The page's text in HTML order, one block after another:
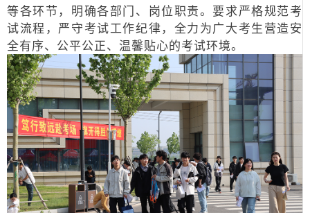
等各环节， 明确各部门、岗位职责。要求严格规范考
试流程，严守考试工作纪律，全力为广大考生营造安
全有序、公平公正、温馨贴心的考试环境。